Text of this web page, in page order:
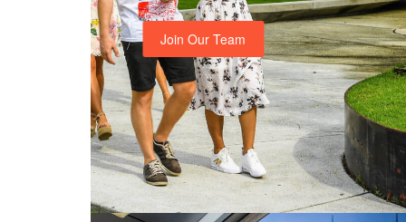
Join Our Team